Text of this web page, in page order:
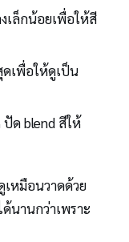
เล็กน้อยเพื่อให้สี
เพื่อให้ดูเป็น
ด blend สีให้
เหมือนวาดด้วย
นานกว่าเพราะ